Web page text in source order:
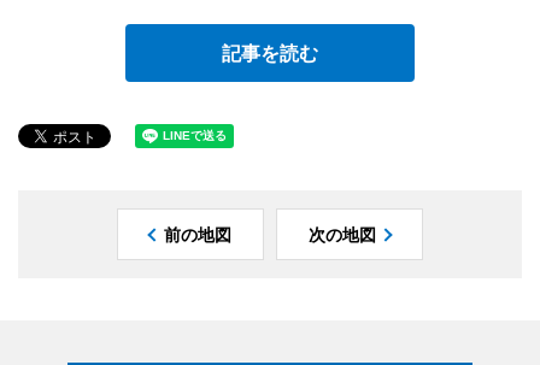
記事を読む
前の地図 次の地図